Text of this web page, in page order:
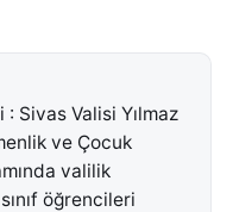
Sivas Valisi Yılmaz
ve Çocuk
valilik
öğrencileri